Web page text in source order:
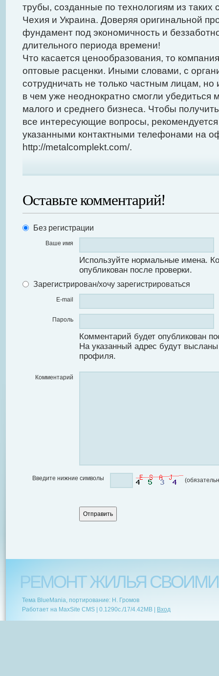
трубы, созданные по технологиям из
Чехия и Украина. Доверяя оригинальной
фундамент под экономичность и
длительного периода времени!
Что касается ценообразования, то
оптовые расценки. Иными словами, с
сотрудничать не только частным лицам,
в чем уже неоднократно смогли убедиться
малого и среднего бизнеса. Чтобы
все интересующие вопросы, рекомендуется
указанными контактными телефонами на
http://metalcomplekt.com/.
Оставьте комментарий!
Без регистрации
Ваше имя
Используйте нормальные имена.
опубликован после проверки.
Зарегистрирован/хочу зарегистрироваться
E-mail
Пароль
Комментарий будет опубликован
На указанный адрес будут
профиля.
Комментарий
Введите нижние символы
РЕМОНТ ЖИЛЬЯ
Тема BlueMania, портирование: Н. Громов
Работает на MaxSite CMS | 0.1290c./17/4.42MB Вход